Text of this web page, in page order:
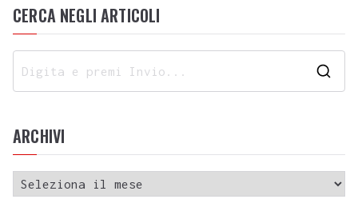
CERCA NEGLI ARTICOLI
ARCHIVI